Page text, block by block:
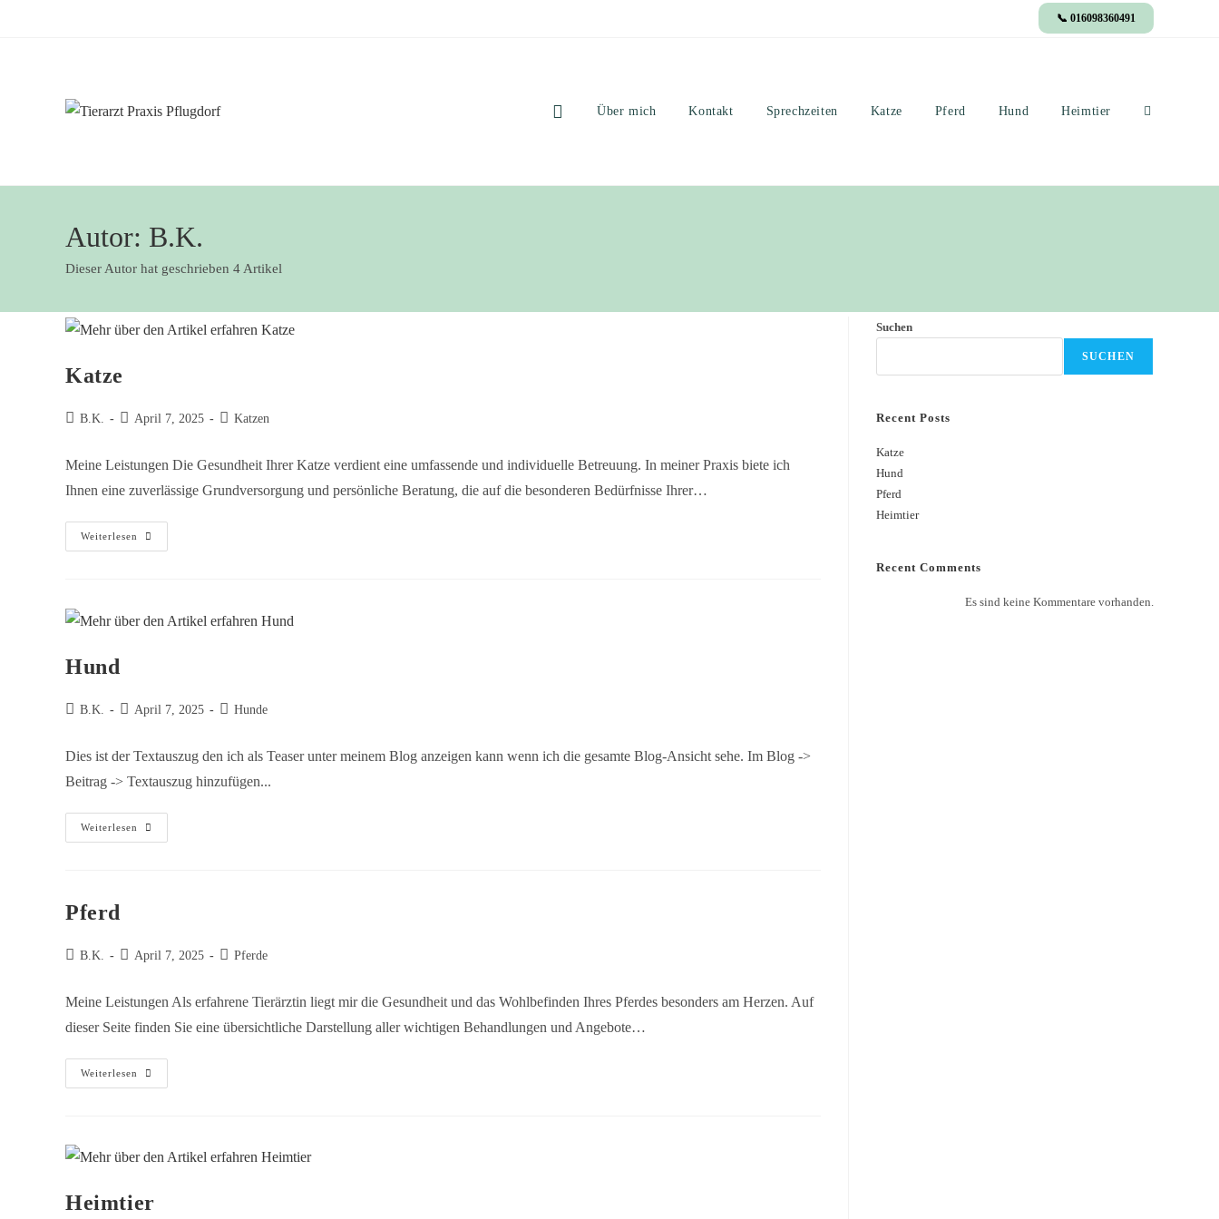
📞 016098360491
Über mich Kontakt Sprechzeiten Katze Pferd Hund Heimtier
Autor: B.K.
Dieser Autor hat geschrieben 4 Artikel
Katze
B.K. April 7, 2025 Katzen
Meine Leistungen Die Gesundheit Ihrer Katze verdient eine umfassende und individuelle Betreuung. In meiner Praxis biete ich
Ihnen eine zuverlässige Grundversorgung und persönliche Beratung, die auf die besonderen Bedürfnisse Ihrer…
Weiterlesen
Hund
B.K. April 7, 2025 Hunde
Dies ist der Textauszug den ich als Teaser unter meinem Blog anzeigen kann wenn ich die gesamte Blog-Ansicht sehe. Im Blog ->
Beitrag -> Textauszug hinzufügen...
Weiterlesen
Pferd
B.K. April 7, 2025 Pferde
Meine Leistungen Als erfahrene Tierärztin liegt mir die Gesundheit und das Wohlbefinden Ihres Pferdes besonders am Herzen. Auf
dieser Seite finden Sie eine übersichtliche Darstellung aller wichtigen Behandlungen und Angebote…
Weiterlesen
Heimtier
Suchen
SUCHEN
Recent Posts
Katze
Hund
Pferd
Heimtier
Recent Comments
Es sind keine Kommentare vorhanden.